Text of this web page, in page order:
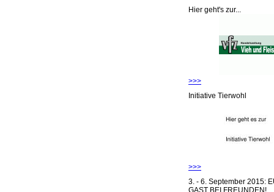
Hier geht's zur...
>>>
Initiative Tierwohl
>>>
3. - 6. September 2015:
GAST BEI FREUNDEN!